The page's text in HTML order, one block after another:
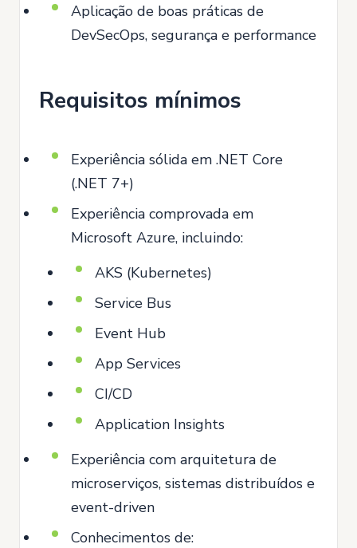
Aplicação de boas práticas de
DevSecOps, segurança e performance
Requisitos mínimos
Experiência sólida em .NET Core
(.NET 7+)
Experiência comprovada em
Microsoft Azure, incluindo:
AKS (Kubernetes)
Service Bus
Event Hub
App Services
CI/CD
Application Insights
Experiência com arquitetura de
microserviços, sistemas distribuídos e
event-driven
Conhecimentos de: